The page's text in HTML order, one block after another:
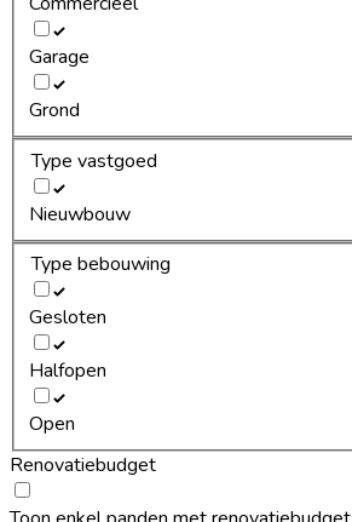
Garage
Grond
Type vastgoed
Nieuwbouw
Type bebouwing
Gesloten
Halfopen
Open
Renovatiebudget